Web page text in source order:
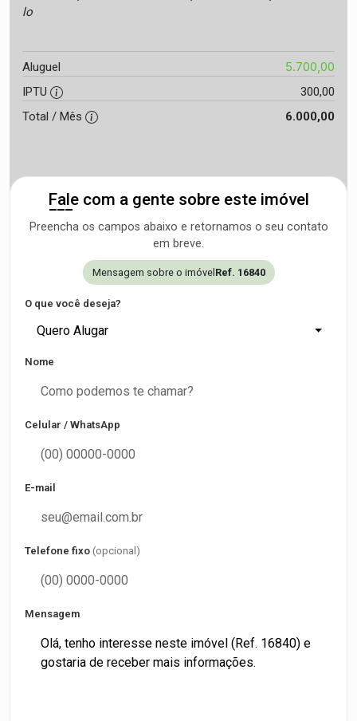
lo
Aluguel 5.700,00
IPTU
300,00
Total / Mês
6.000,00
Fale com a gente sobre este imóvel
Preencha os campos abaixo e retornamos o seu contato
em breve.
Mensagem sobre o imóvelRef. 16840
O que você deseja?
Quero Alugar
Nome
Celular / WhatsApp
E-mail
Telefone fixo (opcional)
Mensagem